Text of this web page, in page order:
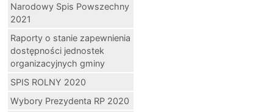
Narodowy Spis Powszechny
2021
Raporty o stanie zapewnienia
dostępności jednostek
organizacyjnych gminy
SPIS ROLNY 2020
Wybory Prezydenta RP 2020